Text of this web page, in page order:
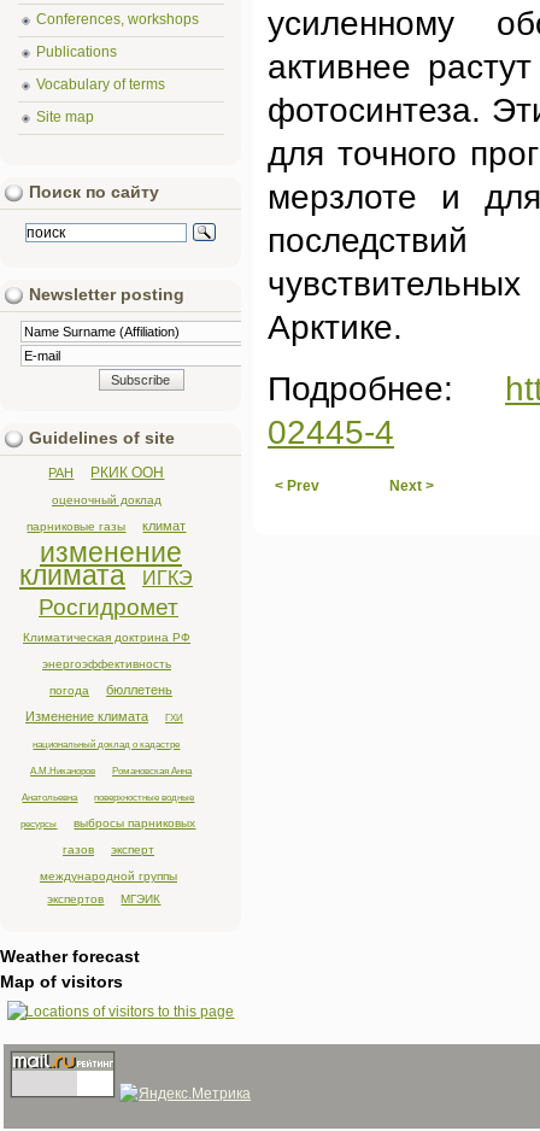
усиленному
активнее
фотосинтеза.
для точного
мерзлоте и
Арктике.
Подробнее:
02445-4
< Prev Next >
Conferences, workshops
Publications
Vocabulary of terms
Site map
Поиск по сайту
Newsletter posting
Guidelines of site
РАН РКИК ООН
оценочный доклад
парниковые газы
климат
изменение
климата ИГКЭ
Росгидромет
Климатическая доктрина РФ
энергоэффективность
погода
бюллетень
Изменение климата
ГХИ
национальный доклад о кадастре
А.М.Никаноров Романовская Анна
Анатольевна поверхностные водные
ресурсы
выбросы парниковых
газов
эксперт
международной группы
экспертов
МГЭИК
Weather forecast
Map of visitors